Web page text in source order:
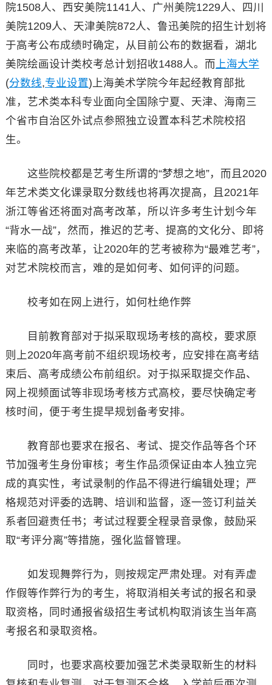
院1508人、西安美院1141人、广州美院1229人、四川
美院1209人、天津美院872人、鲁迅美院的招生计划将
于高考公布成绩时确定，从目前公布的数据看，湖北
美院绘画设计类校考总计划招收1488人。而 上海大学
(分数线,专业设置)上海美术学院今年起经教育部批
准，艺术类本科专业面向全国除宁夏、天津、海南三
个省市自治区外试点参照独立设置本科艺术院校招
生。
这些院校都是艺考生所谓的“梦想之地”，而且2020
年艺术类文化课录取分数线也将再次提高，且2021年
浙江等省还将面对高考改革，所以许多考生计划今年
“背水一战”，然而，推迟的艺考、提高的文化分、即将
来临的高考改革，让2020年的艺考被称为“最难艺考”，
对艺术院校而言，难的是如何考、如何评的问题。
校考如在网上进行，如何杜绝作弊
目前教育部对于拟采取现场考核的高校，要求原
则上2020年高考前不组织现场校考，应安排在高考结
束后、高考成绩公布前组织。对于拟采取提交作品、
网上视频面试等非现场考核方式高校，要尽快确定考
核时间，便于考生提早规划备考安排。
教育部也要求在报名、考试、提交作品等各个环
节加强考生身份审核；考生作品须保证由本人独立完
成的真实性，考试录制的作品不得进行编辑处理；严
格规范对评委的选聘、培训和监督，逐一签订利益关
系者回避责任书；考试过程要全程录音录像，鼓励采
取“考评分离”等措施，强化监督管理。
如发现舞弊行为，则按规定严肃处理。对有弄虚
作假等作弊行为的考生，将取消相关考试的报名和录
取资格，同时通报省级招生考试机构取消该生当年高
考报名和录取资格。
同时，也要求高校要加强艺术类录取新生的材料